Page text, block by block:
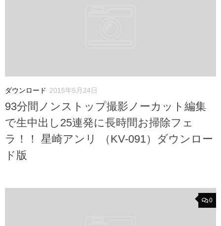
ダウンロード 2015年5月24日
93分間ノンストップ撮影ノーカット編集
で生中出し25連発に長時間お掃除フェ
ラ！！ 星崎アンリ （KV-091）ダウンロー
ド版
0